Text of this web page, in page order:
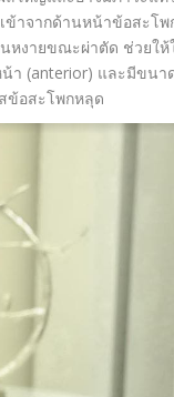
ข้าจากด้านหน้าข้อสะโพ
หงายขณะผ่าตัด ช่วยให้
า (anterior) และมีขนา
ข้อสะโพกหลุด